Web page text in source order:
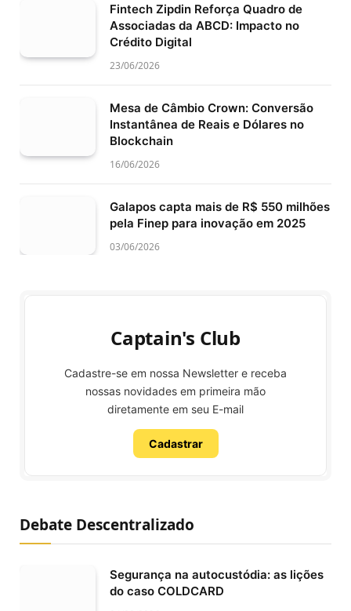
Fintech Zipdin Reforça Quadro de
Associadas da ABCD: Impacto no
Crédito Digital
23/06/2026
Mesa de Câmbio Crown: Conversão
Instantânea de Reais e Dólares no
Blockchain
16/06/2026
Galapos capta mais de R$ 550 milhões
pela Finep para inovação em 2025
03/06/2026
Captain's Club
Cadastre-se em nossa Newsletter e receba
nossas novidades em primeira mão
diretamente em seu E-mail
Cadastrar
Debate Descentralizado
Segurança na autocustódia: as lições
do caso COLDCARD